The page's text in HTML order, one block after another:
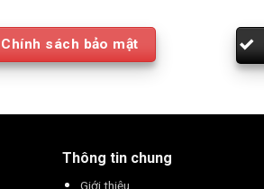
Chính sách bảo mật
Thông tin chung
Giới thiệu